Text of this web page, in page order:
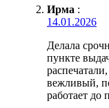
Ирма :
14.01.2026
Делала
пункте
вежливый,
работает до